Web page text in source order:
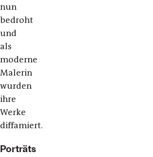
nun
bedroht
und
als
moderne
Malerin
wurden
ihre
Werke
diffamiert.
Porträts